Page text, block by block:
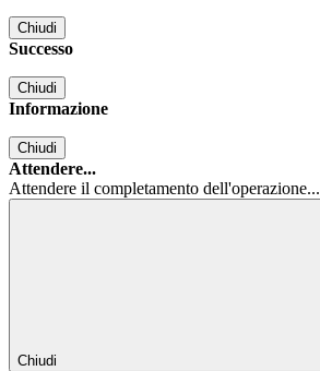
Chiudi
Successo
Chiudi
Informazione
Chiudi
Attendere...
Attendere il completamento dell'operazione...
Chiudi